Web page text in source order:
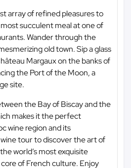
array of refined pleasures to
succulent meal at one of
Wander through the
old town. Sip a glass
Margaux on the banks of
the Port of the Moon, a
site.
the Bay of Biscay and the
makes it the perfect
wine region and its
tour to discover the art of
world’s most exquisite
of French culture. Enjoy